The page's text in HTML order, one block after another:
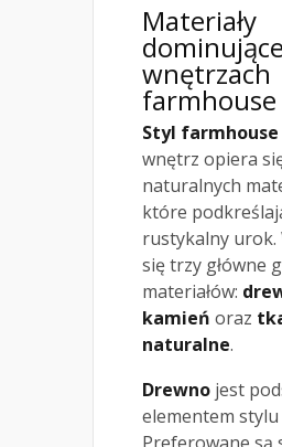
Materiały
wnętrzach
farmhouse
Styl farmhouse
wnętrz opiera
naturalnych
które
rustykalny urok.
się trzy główne
materiałów:
kamień oraz
naturalne.
Drewno jest
elementem